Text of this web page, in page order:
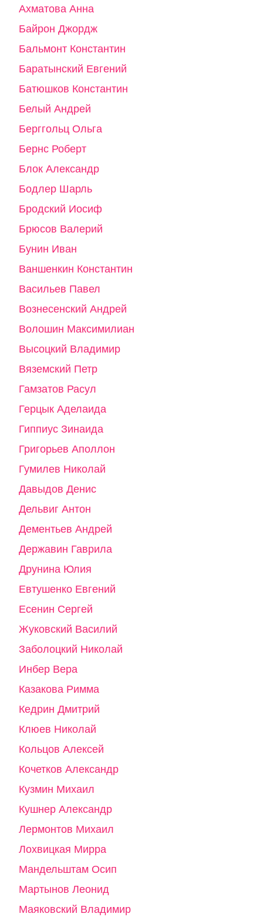
Ахматова Анна
Байрон Джордж
Бальмонт Константин
Баратынский Евгений
Батюшков Константин
Белый Андрей
Берггольц Ольга
Бернс Роберт
Блок Александр
Бодлер Шарль
Бродский Иосиф
Брюсов Валерий
Бунин Иван
Ваншенкин Константин
Васильев Павел
Вознесенский Андрей
Волошин Максимилиан
Высоцкий Владимир
Вяземский Петр
Гамзатов Расул
Герцык Аделаида
Гиппиус Зинаида
Григорьев Аполлон
Гумилев Николай
Давыдов Денис
Дельвиг Антон
Дементьев Андрей
Державин Гаврила
Друнина Юлия
Евтушенко Евгений
Есенин Сергей
Жуковский Василий
Заболоцкий Николай
Инбер Вера
Казакова Римма
Кедрин Дмитрий
Клюев Николай
Кольцов Алексей
Кочетков Александр
Кузмин Михаил
Кушнер Александр
Лермонтов Михаил
Лохвицкая Мирра
Мандельштам Осип
Мартынов Леонид
Маяковский Владимир